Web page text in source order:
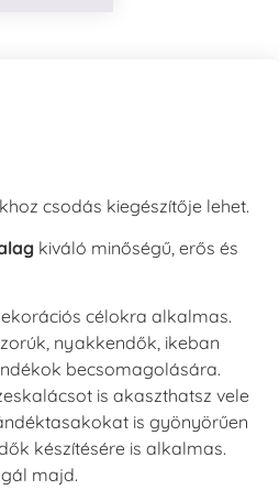
csodás kiegészítője lehet.
kiváló minőségű, erős és
célokra alkalmas.
nyakkendők, ikeban
becsomagolására.
is akaszthatsz vele
is gyönyörűen
készítésére is alkalmas.
majd.